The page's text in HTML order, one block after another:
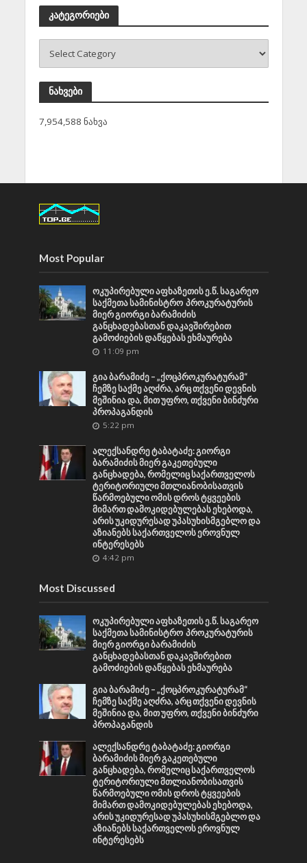
კატეგორიები
ნახვები
7,954,588 ნახვა
Most Popular
ოკუპირებული აფხაზეთის ე.წ. საგარეო
საქმეთა სამინისტრო პროკურატურის
მიერ გიორგი ბარამიძის
განცხადებასთან დაკავშირებით
გამოძიების დაწყებას ეხმაურება
11:09 pm
გია ბარამიძე – „ქოცპროკურატურამ“
ჩემზე საქმე აღძრა, არც თქვენი დევნის
მეშინია და, მით უფრო, თქვენი ბინძური
პროპაგანდის
5:22 pm
ალექსანდრე ტაბატაძე: გიორგი
ბარამიძის მიერ გაკეთებული
განცხადება, რომელიც საქართველოს
ტერიტორიული მთლიანობისათვის
წარმოებული ომის დროს ტყვეების
მიმართ დამოკიდებულებას ეხებოდა,
არის უკიდურესად უპასუხისმგებლო და
აზიანებს საქართველოს ეროვნულ
ინტერესებს
4:42 pm
Most Discussed
ოკუპირებული აფხაზეთის ე.წ. საგარეო
საქმეთა სამინისტრო პროკურატურის
მიერ გიორგი ბარამიძის
განცხადებასთან დაკავშირებით
გამოძიების დაწყებას ეხმაურება
გია ბარამიძე – „ქოცპროკურატურამ“
ჩემზე საქმე აღძრა, არც თქვენი დევნის
მეშინია და, მით უფრო, თქვენი ბინძური
პროპაგანდის
ალექსანდრე ტაბატაძე: გიორგი
ბარამიძის მიერ გაკეთებული
განცხადება, რომელიც საქართველოს
ტერიტორიული მთლიანობისათვის
წარმოებული ომის დროს ტყვეების
მიმართ დამოკიდებულებას ეხებოდა,
არის უკიდურესად უპასუხისმგებლო და
აზიანებს საქართველოს ეროვნულ
ინტერესებს